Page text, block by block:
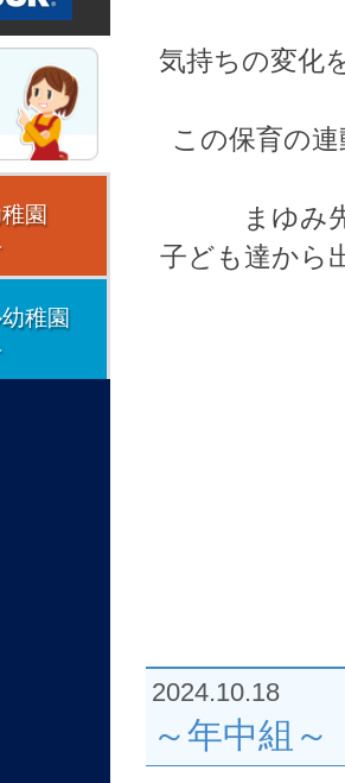
気持ちの変化
この保育の
まゆみ
子ども達から
2024.10.18
～年中組～
園
稚園